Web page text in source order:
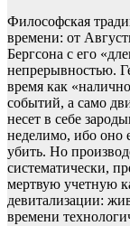
Философская
времени: от
Бергсона с его
непрерывностью.
время как
событий, а само
несет в себе
неделимо, ибо оно
убить. Но
систематически,
мертвую учетную
девитализации:
времени